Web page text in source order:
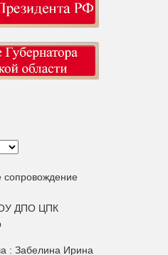
сопровождение
ДПО ЦПК
: Забелина Ирина